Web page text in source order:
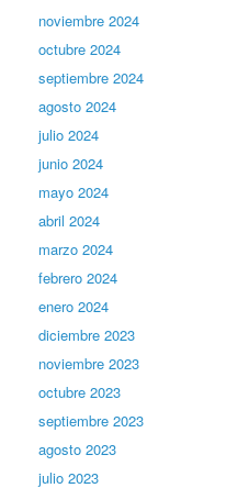
noviembre 2024
octubre 2024
septiembre 2024
agosto 2024
julio 2024
junio 2024
mayo 2024
abril 2024
marzo 2024
febrero 2024
enero 2024
diciembre 2023
noviembre 2023
octubre 2023
septiembre 2023
agosto 2023
julio 2023